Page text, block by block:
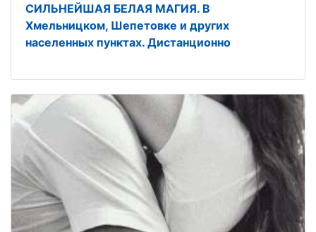
СИЛЬНЕЙШАЯ БЕЛАЯ МАГИЯ. В
Хмельницком, Шепетовке и других
населенных пунктах. Дистанционно